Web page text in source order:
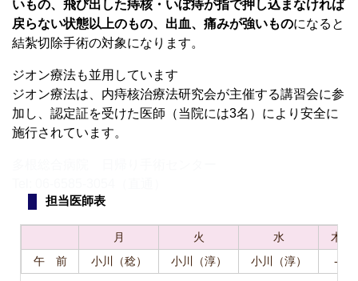
いもの、飛び出した痔核・いぼ痔が指で押し込まなければ
戻らない状態以上のもの、出血、痛みが強いものになると
結紮切除手術の対象になります。
ジオン療法も並用しています
ジオン療法は、内痔核治療法研究会が主催する講習会に参
加し、認定証を受けた医師（当院には3名）により安全に
施行されています。
担当医師表
月 火 水
木
午 前
小川（稔） 小川（淳） 小川（淳） -